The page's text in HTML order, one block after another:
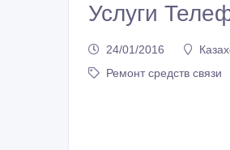
Услуги
24/01/2016
Ремонт средств связи